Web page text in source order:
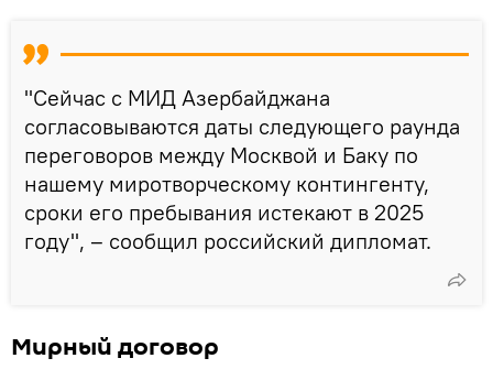
"Сейчас с МИД Азербайджана
согласовываются даты следующего раунда
переговоров между Москвой и Баку по
нашему миротворческому контингенту,
сроки его пребывания истекают в 2025
году", – сообщил российский дипломат.
Мирный договор